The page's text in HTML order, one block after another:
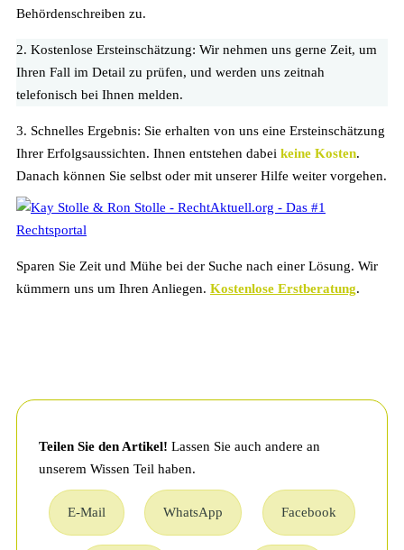
Behördenschreiben zu.
2. Kostenlose Ersteinschätzung: Wir nehmen uns gerne Zeit, um
Ihren Fall im Detail zu prüfen, und werden uns zeitnah
telefonisch bei Ihnen melden.
3. Schnelles Ergebnis: Sie erhalten von uns eine Ersteinschätzung
Ihrer Erfolgsaussichten. Ihnen entstehen dabei keine Kosten.
Danach können Sie selbst oder mit unserer Hilfe weiter vorgehen.
Sparen Sie Zeit und Mühe bei der Suche nach einer Lösung. Wir
kümmern uns um Ihren Anliegen. Kostenlose Erstberatung.
Teilen Sie den Artikel! Lassen Sie auch andere an
unserem Wissen Teil haben.
E-Mail WhatsApp Facebook